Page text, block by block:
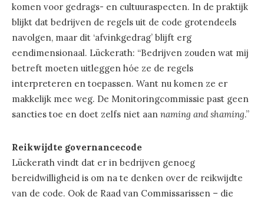
komen voor gedrags- en cultuuraspecten. In de praktijk
blijkt dat bedrijven de regels uit de code grotendeels
navolgen, maar dit ‘afvinkgedrag’ blijft erg
eendimensionaal. Lückerath: “Bedrijven zouden wat mij
betreft moeten uitleggen hóe ze de regels
interpreteren en toepassen. Want nu komen ze er
makkelijk mee weg. De Monitoringcommissie past geen
sancties toe en doet zelfs niet aan naming and shaming.”
Reikwijdte governancecode
Lückerath vindt dat er in bedrijven genoeg
bereidwilligheid is om na te denken over de reikwijdte
van de code. Ook de Raad van Commissarissen – die